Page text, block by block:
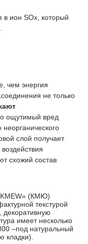
в ион SOx, который
чем энергия
не только
ощутимый вред
слой получает
схожий состав
(КМЮ)
текстурой
имеет несколько
–под натуральный
кладки).